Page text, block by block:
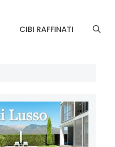
CIBI RAFFINATI